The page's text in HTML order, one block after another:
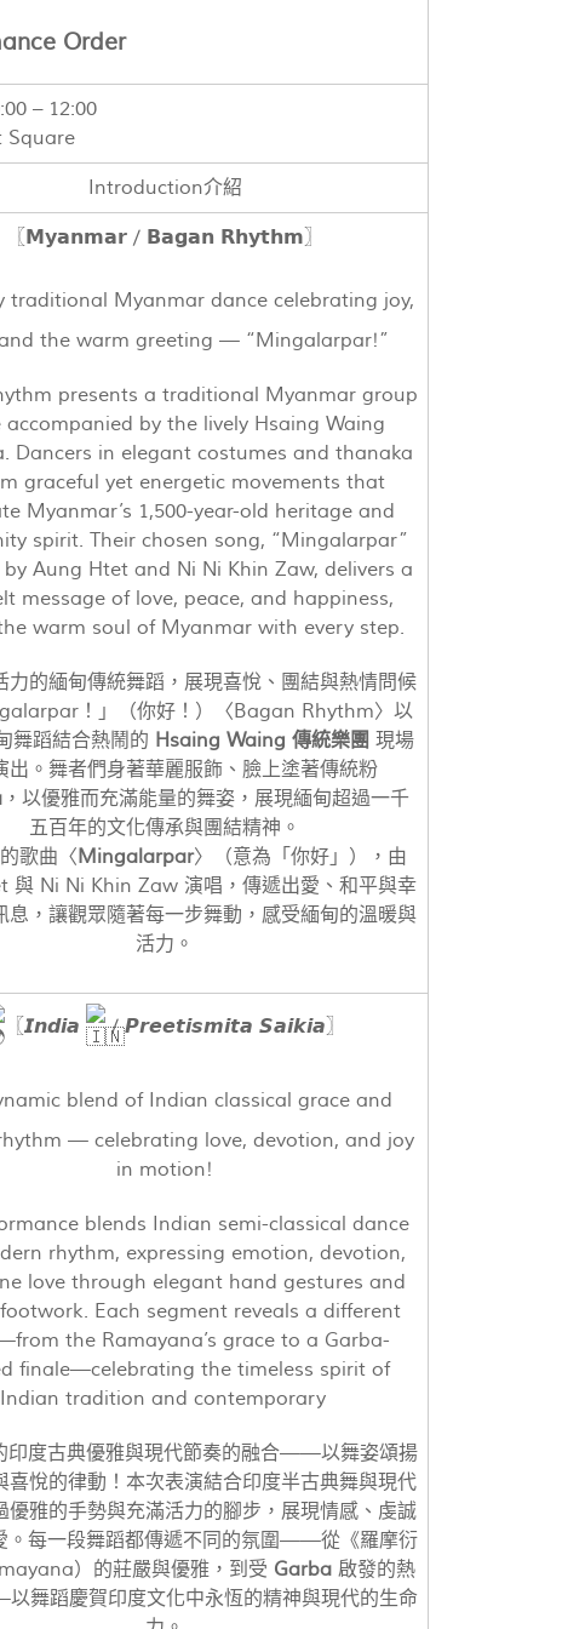
Order
– 12:00
Square
Introduction介紹
〖𝗠𝘆𝗮𝗻𝗺𝗮𝗿 / 𝗕𝗮𝗴𝗮𝗻 𝗥𝗵𝘆𝘁𝗵𝗺〗
traditional Myanmar dance celebrating joy,
the warm greeting — “Mingalarpar!”
presents a traditional Myanmar group
accompanied by the lively Hsaing Waing
Dancers in elegant costumes and thanaka
graceful yet energetic movements that
Myanmar’s 1,500-year-old heritage and
spirit. Their chosen song, “Mingalarpar”
by Aung Htet and Ni Ni Khin Zaw, delivers a
message of love, peace, and happiness,
warm soul of Myanmar with every step.
力的緬甸傳統舞蹈，展現喜悅、團結與熱情問候
！」（你好！）〈Bagan Rhythm〉以
舞蹈結合熱鬧的 Hsaing Waing 傳統樂團 現場
出。舞者們身著華麗服飾、臉上塗著傳統粉
，以優雅而充滿能量的舞姿，展現緬甸超過一千
五百年的文化傳承與團結精神。
歌曲〈Mingalarpar〉（意為「你好」），由
與 Ni Ni Khin Zaw 演唱，傳遞出愛、和平與幸
息，讓觀眾隨著每一步舞動，感受緬甸的溫暖與
活力。
〖𝙄𝙣𝙙𝙞𝙖 / 𝙋𝙧𝙚𝙚𝙩𝙞𝙨𝙢𝙞𝙩𝙖 𝙎𝙖𝙞𝙠𝙞𝙖〗
blend of Indian classical grace and
— celebrating love, devotion, and joy
in motion!
blends Indian semi-classical dance
rhythm, expressing emotion, devotion,
love through elegant hand gestures and
Each segment reveals a different
the Ramayana’s grace to a Garba-
finale—celebrating the timeless spirit of
Indian tradition and contemporary
印度古典優雅與現代節奏的融合——以舞姿頌揚
喜悅的律動！本次表演結合印度半古典舞與現代
優雅的手勢與充滿活力的腳步，展現情感、虔誠
。每一段舞蹈都傳遞不同的氛圍——從《羅摩衍
）的莊嚴與優雅，到受 Garba 啟發的熱
舞蹈慶賀印度文化中永恆的精神與現代的生命